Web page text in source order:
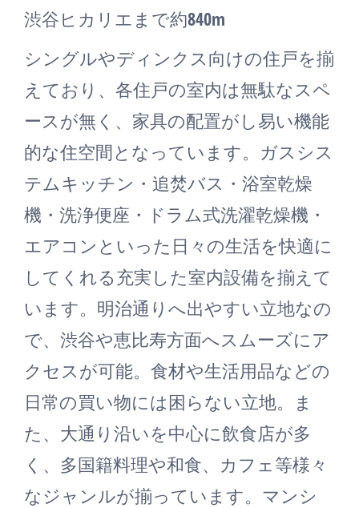
渋谷ヒカリエまで約840m
シングルやディンクス向けの住戸を揃
えており、各住戸の室内は無駄なスペ
ースが無く、家具の配置がし易い機能
的な住空間となっています。ガスシス
テムキッチン・追焚バス・浴室乾燥
機・洗浄便座・ドラム式洗濯乾燥機・
エアコンといった日々の生活を快適に
してくれる充実した室内設備を揃えて
います。明治通りへ出やすい立地なの
で、渋谷や恵比寿方面へスムーズにア
クセスが可能。食材や生活用品などの
日常の買い物には困らない立地。ま
た、大通り沿いを中心に飲食店が多
く、多国籍料理や和食、カフェ等様々
なジャンルが揃っています。マンシ